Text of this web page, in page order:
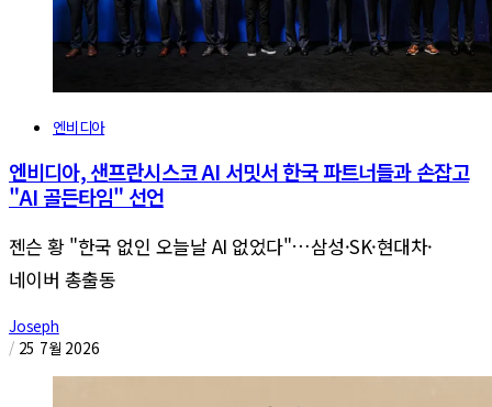
엔비디아
엔비디아, 샌프란시스코 AI 서밋서 한국 파트너들과 손잡고
"AI 골든타임" 선언
젠슨 황 "한국 없인 오늘날 AI 없었다"…삼성·SK·현대차·
네이버 총출동
Joseph
/ 25 7월 2026